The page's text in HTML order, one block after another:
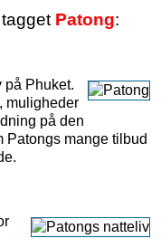
Patong:
på Phuket.
muligheder
på den
mange tilbud